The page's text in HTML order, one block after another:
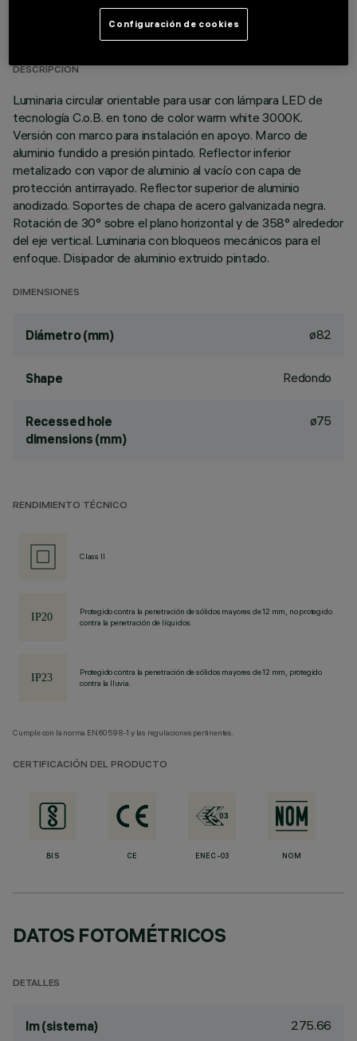
DATOS TÉCNICOS
ÚLTIMA ACTUALIZACIÓN: 01/08/2026
DESCRIPCIÓN
Luminaria circular orientable para usar con lámpara LED de
tecnología C.o.B. en tono de color warm white 3000K.
Versión con marco para instalación en apoyo. Marco de
aluminio fundido a presión pintado. Reflector inferior
metalizado con vapor de aluminio al vacío con capa de
protección antirrayado. Reflector superior de aluminio
anodizado. Soportes de chapa de acero galvanizada negra.
Rotación de 30° sobre el plano horizontal y de 358° alrededor
del eje vertical. Luminaria con bloqueos mecánicos para el
enfoque. Disipador de aluminio extruido pintado.
DIMENSIONES
Diámetro (mm) ø82
Shape Redondo
Recessed hole
dimensions (mm)
ø75
RENDIMIENTO TÉCNICO
Class II
Protegido contra la penetración de sólidos mayores de 12 mm, no protegido
contra la penetración de líquidos.
Protegido contra la penetración de sólidos mayores de 12 mm, protegido
contra la lluvia.
Cumple con la norma EN60598-1 y las regulaciones pertinentes.
CERTIFICACIÓN DEL PRODUCTO
BIS CE ENEC-03 NOM
DATOS FOTOMÉTRICOS
DETALLES
lm (sistema) 275.66
Configuración de cookies